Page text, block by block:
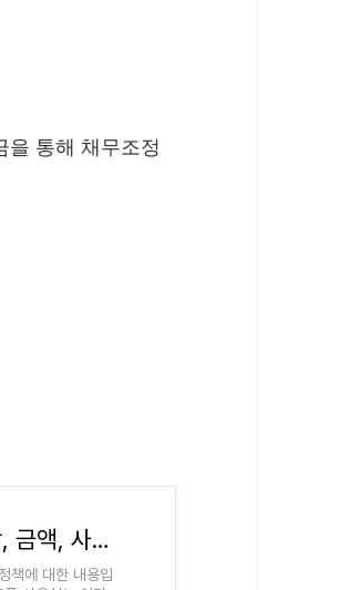
을 통해 채무조정
2025 민생회복 소비쿠폰 신청 대상, 금액, 사용처 총정리 (+빨리 받는 꿀팁)
책에 대한 내용입